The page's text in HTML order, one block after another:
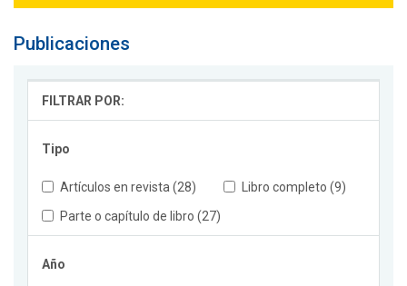
Publicaciones
FILTRAR POR:
Tipo
Artículos en revista (28)
Libro completo (9)
Parte o capítulo de libro (27)
Año